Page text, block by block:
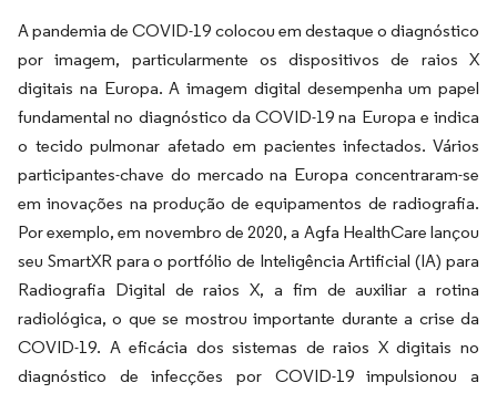
A pandemia de COVID-19 colocou em destaque o diagnóstico
por imagem, particularmente os dispositivos de raios X
digitais na Europa. A imagem digital desempenha um papel
fundamental no diagnóstico da COVID-19 na Europa e indica
o tecido pulmonar afetado em pacientes infectados. Vários
participantes-chave do mercado na Europa concentraram-se
em inovações na produção de equipamentos de radiografia.
Por exemplo, em novembro de 2020, a Agfa HealthCare lançou
seu SmartXR para o portfólio de Inteligência Artificial (IA) para
Radiografia Digital de raios X, a fim de auxiliar a rotina
radiológica, o que se mostrou importante durante a crise da
COVID-19. A eficácia dos sistemas de raios X digitais no
diagnóstico de infecções por COVID-19 impulsionou a